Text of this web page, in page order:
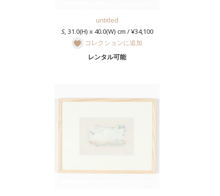
untitled
S, 31.0(H) x 40.0(W) cm / ¥34,100
コレクションに追加
レンタル可能